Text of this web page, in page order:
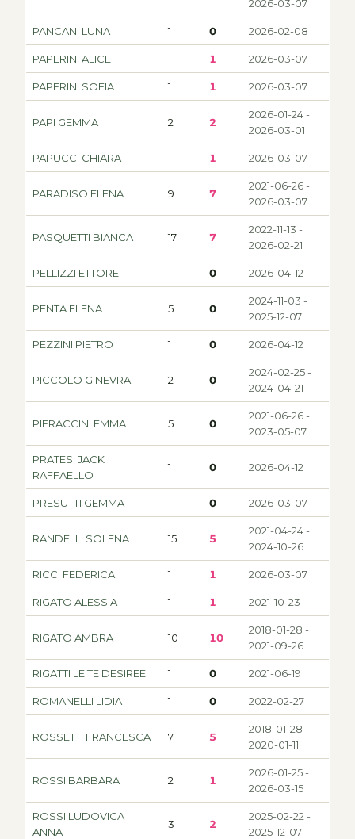
2026-03-07
PANCANI LUNA 1 0 2026-02-08
PAPERINI ALICE 1 1 2026-03-07
PAPERINI SOFIA 1 1 2026-03-07
PAPI GEMMA 2 2
2026-01-24 -
2026-03-01
PAPUCCI CHIARA 1 1 2026-03-07
PARADISO ELENA 9 7
2021-06-26 -
2026-03-07
PASQUETTI BIANCA 17 7
2022-11-13 -
2026-02-21
PELLIZZI ETTORE 1 0 2026-04-12
PENTA ELENA 5 0
2024-11-03 -
2025-12-07
PEZZINI PIETRO 1 0 2026-04-12
PICCOLO GINEVRA 2 0
2024-02-25 -
2024-04-21
PIERACCINI EMMA 5 0
2021-06-26 -
2023-05-07
PRATESI JACK
RAFFAELLO
1 0 2026-04-12
PRESUTTI GEMMA 1 0 2026-03-07
RANDELLI SOLENA 15 5
2021-04-24 -
2024-10-26
RICCI FEDERICA 1 1 2026-03-07
RIGATO ALESSIA 1 1 2021-10-23
RIGATO AMBRA 10 10
2018-01-28 -
2021-09-26
RIGATTI LEITE DESIREE 1 0 2021-06-19
ROMANELLI LIDIA 1 0 2022-02-27
ROSSETTI FRANCESCA 7 5
2018-01-28 -
2020-01-11
ROSSI BARBARA 2 1
2026-01-25 -
2026-03-15
ROSSI LUDOVICA
ANNA
3 2
2025-02-22 -
2025-12-07